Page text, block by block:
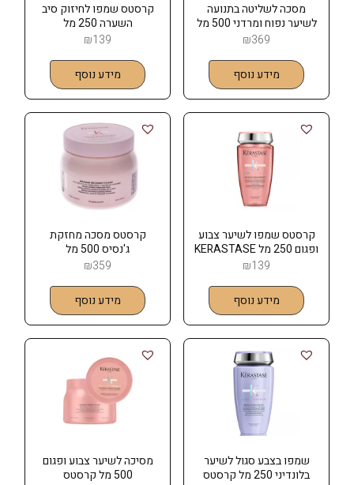
מסכה לשליטה בתנועה
לשיער נפוח ומרדני 500 מל
– קרסטס KERASTASE
₪369
מידע נוסף
קרסטס שמפו לחיזוק סיב
השערה 250 מל
KERASTASE
₪139
מידע נוסף
קרסטס שמפו לשיער צבוע
ופגום 250 מל KERASTASE
₪139
מידע נוסף
קרסטס מסכה מחזקת
ג'נסיס 500 מל
KERASTASE
₪359
מידע נוסף
שמפו בצבע סגול לשיער
בלונדיני 250 מל קרסטס
מסיכה לשיער צבוע ופגום
500 מל קרסטס